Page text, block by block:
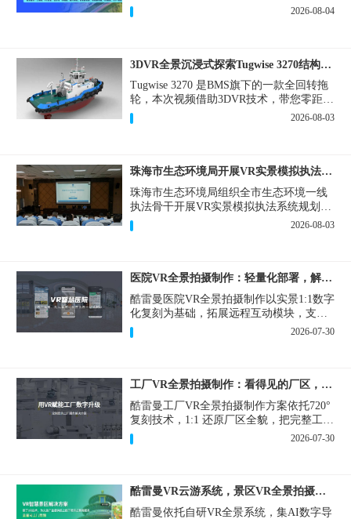
完整搬到云端线上，兼顾线下实体观摩与
线上云观摩双重需求，为施工单位、建设
2026-08-04
3DVR全景沉浸式探索Tugwise 3270结构一览
Tugwise 3270 是BMS旗下的一款全回转拖
轮，本次视频借助3DVR技术，带您零距离
透视这艘拖轮的内外构造，沉浸式探索每
一处细节。
2026-08-03
珠海市生态环境局开展VR实景模拟执法专题培训
珠海市生态环境局组织全市生态环境一线
执法骨干开展VR实景模拟执法系统规划建
设和教学培训，持续推进科技赋能生态环
境执法，夯实队伍办案“基本功”。
2026-08-03
医院VR全景拍摄制作：轻量化部署，解决医患真实痛点
酷雷曼医院VR全景拍摄制作以实景1:1数字
化复刻为基础，拓展远程互动模块，支持
定制，轻量化搭建部署，可挂载在公众
号、官网等线上平台。
2026-07-30
工厂VR全景拍摄制作：看得见的厂区，省下来的成本
酷雷曼工厂VR全景拍摄制作方案依托720°
复刻技术，1:1 还原厂区全貌，把完整工厂
搬进手机、电脑大屏，既是工厂对外拓客
的数字化名片，也是内部管理、人员培训
2026-07-30
酷雷曼VR云游系统，景区VR全景拍摄制作一站式落地
酷雷曼依托自研VR全景系统，集AI数字导